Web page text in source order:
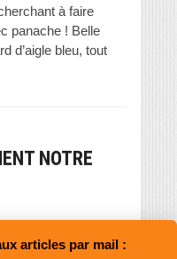
à faire
panache ! Belle
d’aigle bleu, tout
NOTRE
articles par mail :